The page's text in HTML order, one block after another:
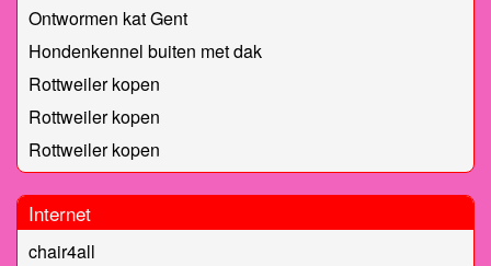
Ontwormen kat Gent
Hondenkennel buiten met dak
Rottweiler kopen
Rottweiler kopen
Rottweiler kopen
Internet
chair4all